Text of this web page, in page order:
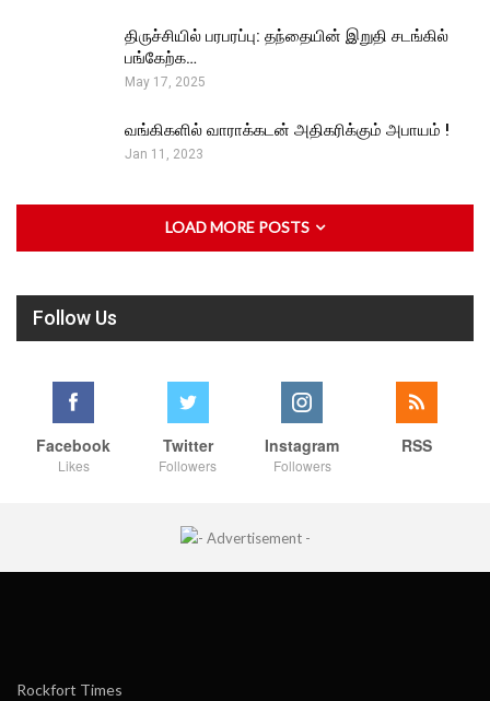
திருச்சியில் பரபரப்பு: தந்தையின் இறுதி சடங்கில்
பங்கேற்க…
May 17, 2025
வங்கிகளில் வாராக்கடன் அதிகரிக்கும் அபாயம் !
Jan 11, 2023
LOAD MORE POSTS
Follow Us
Facebook
Likes
Twitter
Followers
Instagram
Followers
RSS
Rockfort Times